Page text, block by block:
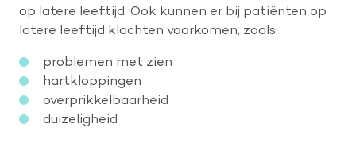
op latere leeftijd. Ook kunnen er bij patiënten op
latere leeftijd klachten voorkomen, zoals:
problemen met zien
hartkloppingen
overprikkelbaarheid
duizeligheid